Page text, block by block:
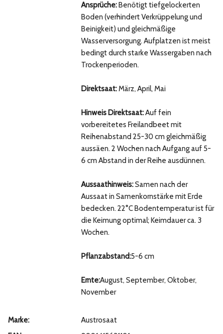
Ansprüche: Benötigt tiefgelockerten
Boden (verhindert Verkrüppelung und
Beinigkeit) und gleichmäßige
Wasserversorgung. Aufplatzen ist meist
bedingt durch starke Wassergaben nach
Trockenperioden.
Direktsaat:März, April, Mai
Hinweis Direktsaat:Auf fein
vorbereitetes Freilandbeet mit
Reihenabstand 25-30 cm gleichmäßig
aussäen. 2 Wochen nach Aufgang auf 5-
6 cm Abstand in der Reihe ausdünnen.
Aussaathinweis:Samen nach der
Aussaat in Samenkornstärke mit Erde
bedecken. 22°C Bodentemperatur ist für
die Keimung optimal; Keimdauer ca. 3
Wochen.
Pflanzabstand:5-6 cm
Ernte:August, September, Oktober,
November
Marke:
Austrosaat